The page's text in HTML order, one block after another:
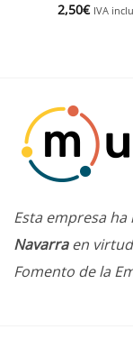
2,50€ IVA
Esta empresa
Navarraen virtud
Fomento de la